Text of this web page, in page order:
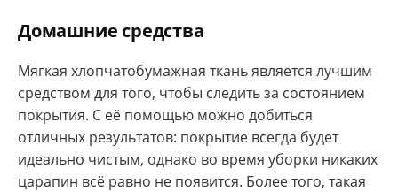
Домашние средства
Мягкая хлопчатобумажная ткань является лучшим
средством для того, чтобы следить за состоянием
покрытия. С её помощью можно добиться
отличных результатов: покрытие всегда будет
идеально чистым, однако во время уборки никаких
царапин всё равно не появится. Более того, такая